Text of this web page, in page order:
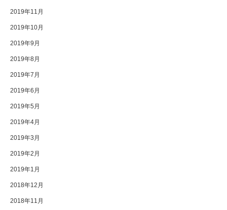
2019年11月
2019年10月
2019年9月
2019年8月
2019年7月
2019年6月
2019年5月
2019年4月
2019年3月
2019年2月
2019年1月
2018年12月
2018年11月